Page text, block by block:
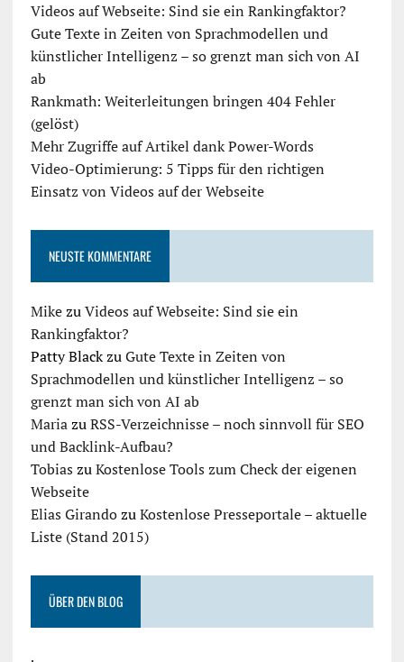
Videos auf Webseite: Sind sie ein Rankingfaktor?
Gute Texte in Zeiten von Sprachmodellen und
künstlicher Intelligenz – so grenzt man sich von AI
ab
Rankmath: Weiterleitungen bringen 404 Fehler
(gelöst)
Mehr Zugriffe auf Artikel dank Power-Words
Video-Optimierung: 5 Tipps für den richtigen
Einsatz von Videos auf der Webseite
NEUSTE KOMMENTARE
MikezuVideos auf Webseite: Sind sie ein
Rankingfaktor?
Patty BlackzuGute Texte in Zeiten von
Sprachmodellen und künstlicher Intelligenz – so
grenzt man sich von AI ab
MariazuRSS-Verzeichnisse – noch sinnvoll für SEO
und Backlink-Aufbau?
Tobias zuKostenlose Tools zum Check der eigenen
Webseite
Elias GirandozuKostenlose Presseportale – aktuelle
Liste (Stand 2015)
ÜBER DEN BLOG